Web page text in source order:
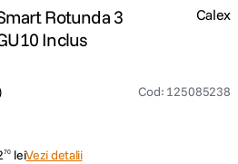
Rotunda 3
Inclus
Cod: 125085238
Calex
70 leiVezi detalii